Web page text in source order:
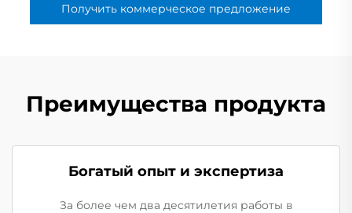
Получить коммерческое предложение
Преимущества продукта
Богатый опыт и экспертиза
За более чем два десятилетия работы в